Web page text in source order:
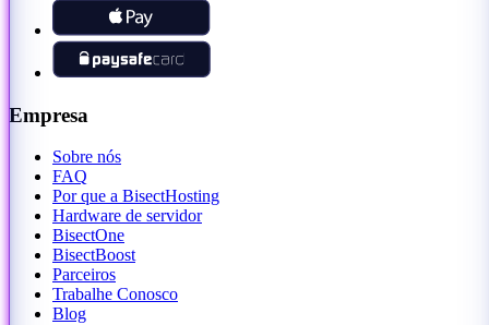
Empresa
Sobre nós
FAQ
Por que a BisectHosting
Hardware de servidor
BisectOne
BisectBoost
Parceiros
Trabalhe Conosco
Blog